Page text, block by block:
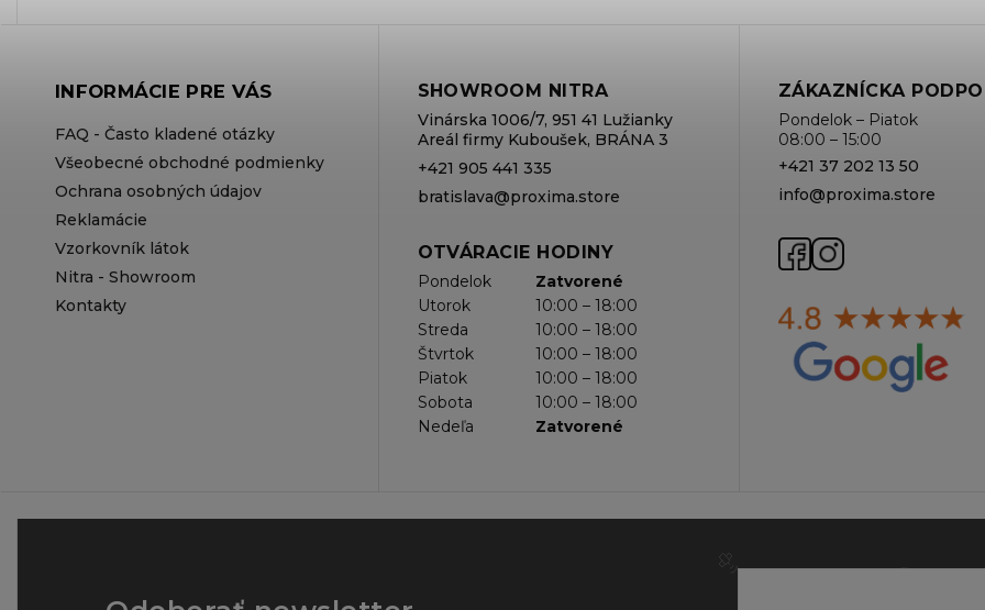
INFORMÁCIE PRE VÁS
FAQ - Často kladené otázky
Všeobecné obchodné podmienky
Ochrana osobných údajov
Reklamácie
Vzorkovník látok
Nitra - Showroom
Kontakty
SHOWROOM NITRA
Vinárska 1006/7, 951 41 Lužianky
Areál firmy Kuboušek, BRÁNA 3
+421 905 441 335
bratislava@proxima.store
OTVÁRACIE HODINY
Pondelok
Zatvorené
Utorok
10:00 – 18:00
Streda
10:00 – 18:00
Štvrtok
10:00 – 18:00
Piatok
10:00 – 18:00
Sobota
10:00 – 18:00
Nedeľa
Zatvorené
ZÁKAZNÍCKA
Pondelok – Piatok
08:00 – 15:00
+421 37 202 13 50
info@proxima.store